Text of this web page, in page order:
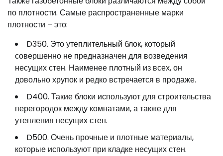
по плотности. Самые распространенные марки
плотности – это:
D350. Это утеплительный блок, который
совершенно не предназначен для возведения
несущих стен. Наименее плотный из всех, он
довольно хрупок и редко встречается в продаже.
D400. Такие блоки используют для строительства
перегородок между комнатами, а также для
утепления несущих стен.
D500. Очень прочные и плотные материалы,
которые используют при кладке несущих стен.